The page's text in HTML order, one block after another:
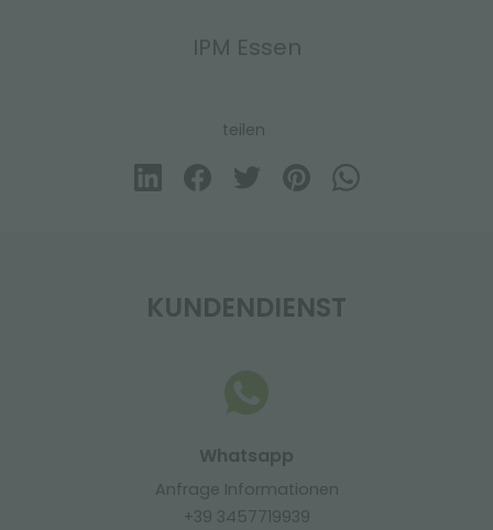
IPM Essen
teilen
KUNDENDIENST
Whatsapp
Anfrage Informationen
+39 3457719939